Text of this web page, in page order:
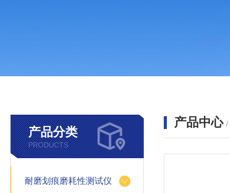
产品分类
PRODUCTS
耐磨划痕磨耗性测试仪
产品中心 /